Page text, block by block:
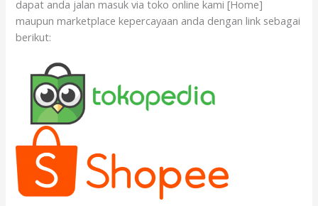
dapat anda jalan masuk via toko online kami [Home]
maupun marketplace kepercayaan anda dengan link sebagai
berikut: